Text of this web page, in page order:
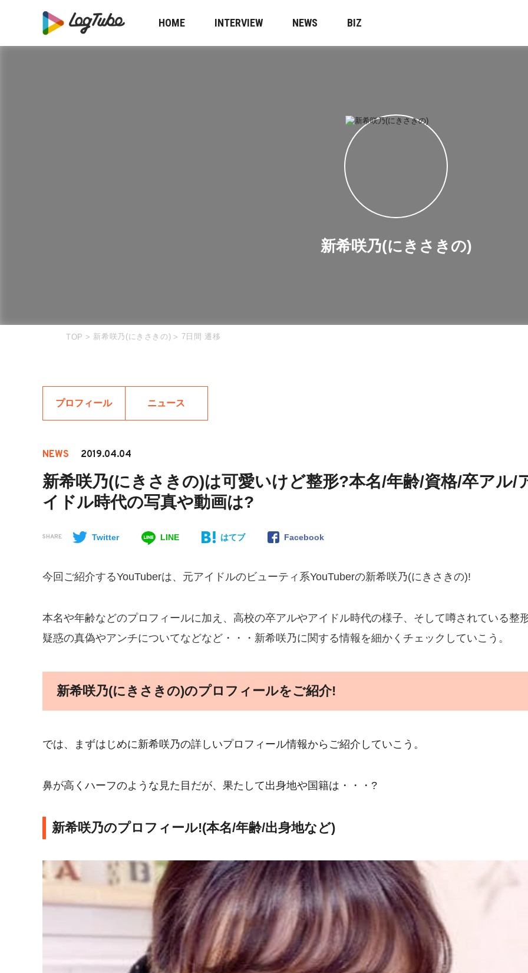
HOME INTERVIEW NEWS BIZ
新希咲乃(にきさきの)
TOP > 新希咲乃(にきさきの) > 7日間 遷移
プロフィール ニュース
NEWS 2019.04.04
新希咲乃(にきさきの)は可愛いけど整形?本名/年齢/資格/卒アル/
イドル時代の写真や動画は?
SHARE Twitter LINE はてブ Facebook
今回ご紹介するYouTuberは、元アイドルのビューティ系YouTuberの新希咲乃(にきさきの)!
本名や年齢などのプロフィールに加え、高校の卒アルやアイドル時代の様子、そして噂されている整
疑惑の真偽やアンチについてなどなど・・・新希咲乃に関する情報を細かくチェックしていこう。
新希咲乃(にきさきの)のプロフィールをご紹介!
では、まずはじめに新希咲乃の詳しいプロフィール情報からご紹介していこう。
鼻が高くハーフのような見た目だが、果たして出身地や国籍は・・・?
新希咲乃のプロフィール!(本名/年齢/出身地など)